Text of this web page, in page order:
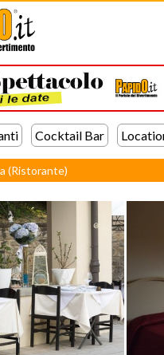
Cocktail Bar
(Ristorante)